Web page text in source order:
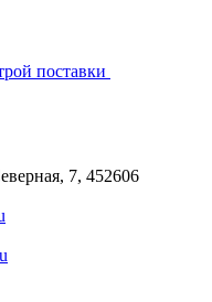
поставки
7, 452606